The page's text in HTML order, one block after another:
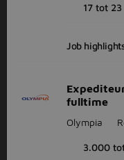
17 tot 23
Job
fulltime
Olympia
3.000